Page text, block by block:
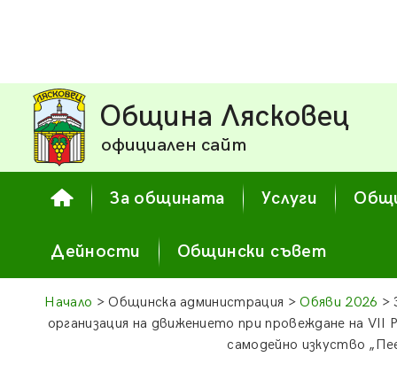
Община Лясковец
официален сайт
За общината Услуги
Дейности Общински съвет
Начало > Общинска администрация >Обяви 2026 >
организация на движението при провеждане на VII
самодейно изкуство